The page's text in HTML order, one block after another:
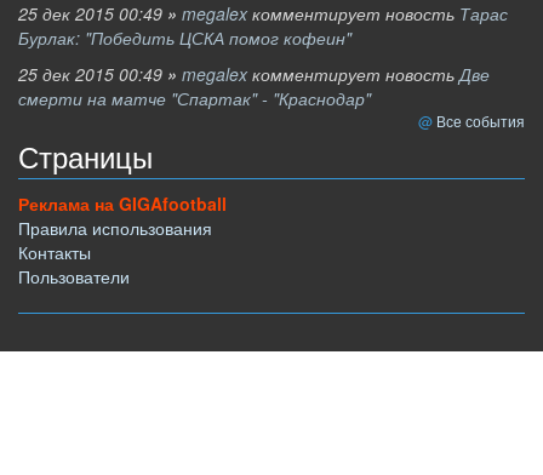
25 дек 2015 00:49 » megalex комментирует новость Тарас
Бурлак: "Победить ЦСКА помог кофеин"
25 дек 2015 00:49 » megalex комментирует новостьДве
смерти на матче "Спартак" - "Краснодар"
Все события
Страницы
Реклама на GIGAfootball
Правила использования
Контакты
Пользователи